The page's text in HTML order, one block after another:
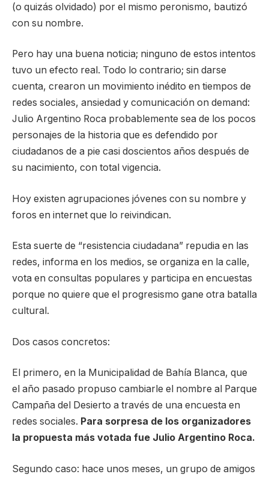
(o quizás olvidado) por el mismo peronismo, bautizó
con su nombre.
Pero hay una buena noticia; ninguno de estos intentos
tuvo un efecto real. Todo lo contrario; sin darse
cuenta, crearon un movimiento inédito en tiempos de
redes sociales, ansiedad y comunicación on demand:
Julio Argentino Roca probablemente sea de los pocos
personajes de la historia que es defendido por
ciudadanos de a pie casi doscientos años después de
su nacimiento, con total vigencia.
Hoy existen agrupaciones jóvenes con su nombre y
foros en internet que lo reivindican.
Esta suerte de “resistencia ciudadana” repudia en las
redes, informa en los medios, se organiza en la calle,
vota en consultas populares y participa en encuestas
porque no quiere que el progresismo gane otra batalla
cultural.
Dos casos concretos:
El primero, en la Municipalidad de Bahía Blanca, que
el año pasado propuso cambiarle el nombre al Parque
Campaña del Desierto a través de una encuesta en
redes sociales. Para sorpresa de los organizadores
la propuesta más votada fue Julio Argentino Roca.
Segundo caso: hace unos meses, un grupo de amigos